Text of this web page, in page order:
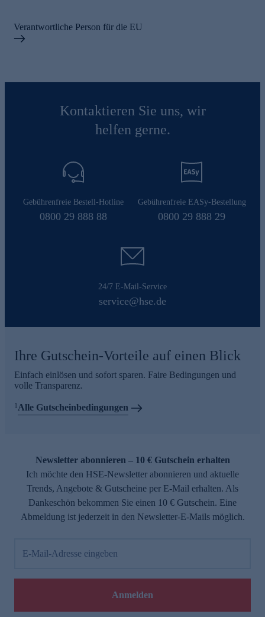
Verantwortliche Person für die EU
Kontaktieren Sie uns, wir
helfen gerne.
Gebührenfreie Bestell-Hotline
0800 29 888 88
Gebührenfreie EASy-Bestellung
0800 29 888 29
24/7 E-Mail-Service
service@hse.de
Ihre Gutschein-Vorteile auf einen Blick
Einfach einlösen und sofort sparen. Faire Bedingungen und
volle Transparenz.
1 Alle Gutscheinbedingungen
Newsletter abonnieren – 10 € Gutschein erhalten
Ich möchte den HSE-Newsletter abonnieren und aktuelle
Trends, Angebote & Gutscheine per E-Mail erhalten. Als
Dankeschön bekommen Sie einen 10 € Gutschein. Eine
Abmeldung ist jederzeit in den Newsletter-E-Mails möglich.
E-Mail-Adresse eingeben
Anmelden